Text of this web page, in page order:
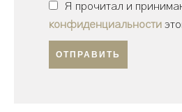
Я прочитал и
конфиденциальности
ОТПРАВИТЬ